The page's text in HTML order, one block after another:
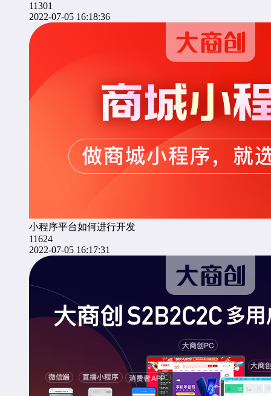
11301
2022-07-05 16:18:36
小程序平台如何进行开发
11624
2022-07-05 16:17:31